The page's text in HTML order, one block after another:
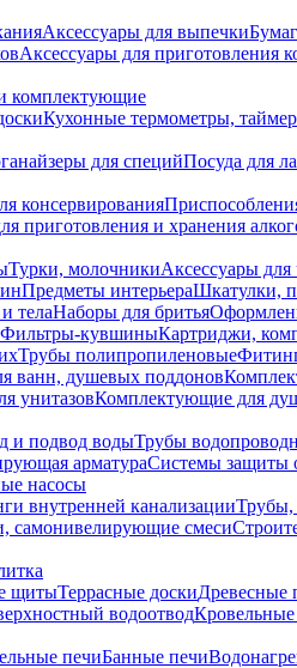
Аксессуары для выпечки
Аксессуары для приготовления
комплектующие
Кухонные термометры,
для специйПосуда для
консервирования
приготовления и хранения
Турки, молочникиАксессуары для
Предметы интерьераШкатулки,
телаНаборы для бритья
Фильтры-кувшиныКартриджи,
Трубы полипропиленовые
ванн, душевых поддонов
унитазовКомплектующие для
и подвод водыТрубы
арматураСистемы защиты
насосы
внутренней канализацииТрубы,
самонивелирующие смеси
щитыТеррасные доскиДревесные
водоотвод
печиБанные печи